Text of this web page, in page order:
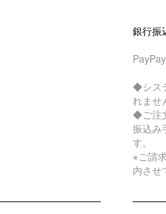
銀行振
◆シス
れませ
◆ご注
振込み
す。
※ご請
内させ